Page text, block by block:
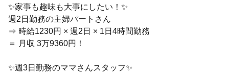
✨家事も趣味も大事にしたい！✨
週2日勤務の主婦パートさん
⇒ 時給1230円 × 週2日 × 1日4時間勤務
＝ 月収 3万9360円！
✨週3日勤務のママさんスタッフ✨